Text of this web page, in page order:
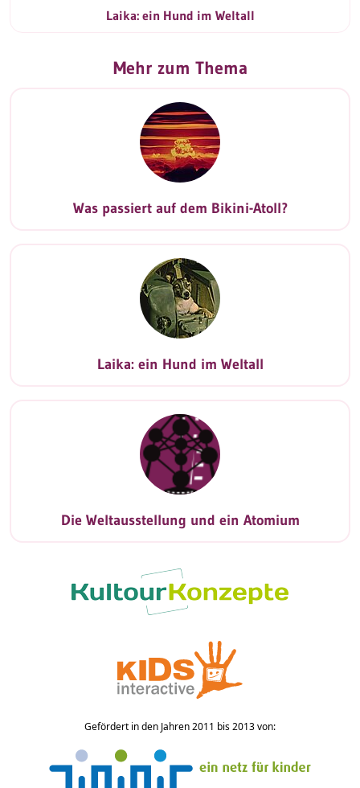
Laika: ein Hund im Weltall
Mehr zum Thema
Was passiert auf dem Bikini-Atoll?
Laika: ein Hund im Weltall
Die Weltausstellung und ein Atomium
Gefördert in den Jahren 2011 bis 2013 von: